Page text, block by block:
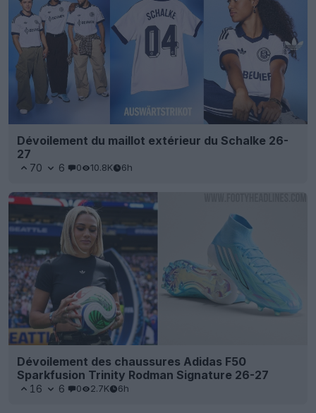
Dévoilement du maillot extérieur du Schalke 26-
27
70 6 0 10.8K 6h
Dévoilement des chaussures Adidas F50
Sparkfusion Trinity Rodman Signature 26-27
16 6 0 2.7K 6h